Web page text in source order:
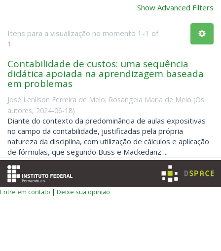
Show Advanced Filters
Itens para a visualização no momento 1-1 of
1
Contabilidade de custos: uma sequência
didática apoiada na aprendizagem baseada
em problemas
José Lenilson Ferreira de Melo; Rosangela Maria de Melo (Os
autores, 2024-06-18)
Diante do contexto da predominância de aulas expositivas
no campo da contabilidade, justificadas pela própria
natureza da disciplina, com utilização de cálculos e aplicação
de fórmulas, que segundo Buss e Mackedanz ...
Entre em contato | Deixe sua opinião